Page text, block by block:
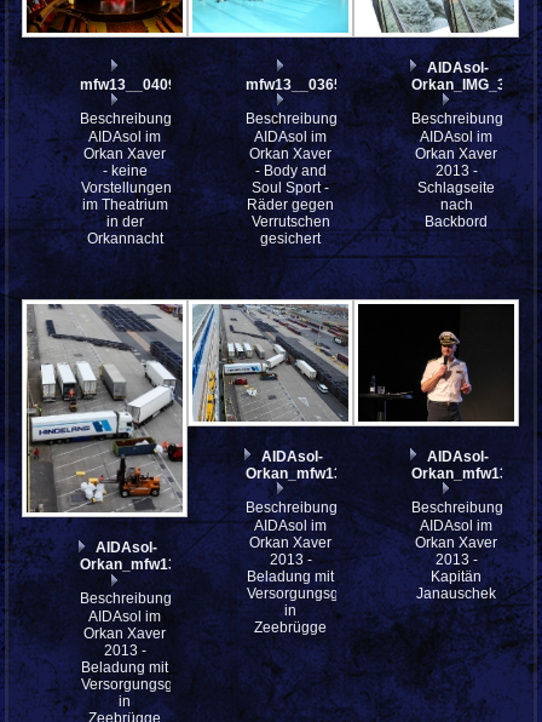
mfw13__040918
Beschreibung:
AIDAsol im
Orkan Xaver
- keine
Vorstellungen
im Theatrium
in der
Orkannacht
mfw13__036581
Beschreibung:
AIDAsol im
Orkan Xaver
- Body and
Soul Sport -
Räder gegen
Verrutschen
gesichert
AIDAsol-
Beschreibung:
AIDAsol im
Orkan Xaver
2013 -
Schlagseite
nach
Backbord
AIDAsol-
Orkan_mfw13__040676
Beschreibung:
AIDAsol im
Orkan Xaver
2013 -
Beladung mit
Versorgungsgütern
in
Zeebrügge
AIDAsol-
Orkan_mfw13__040672
Beschreibung:
AIDAsol im
Orkan Xaver
2013 -
Beladung mit
Versorgungsgütern
in
Zeebrügge
AIDAsol-
Beschreibung:
AIDAsol im
Orkan Xaver
2013 -
Kapitän
Janauschek